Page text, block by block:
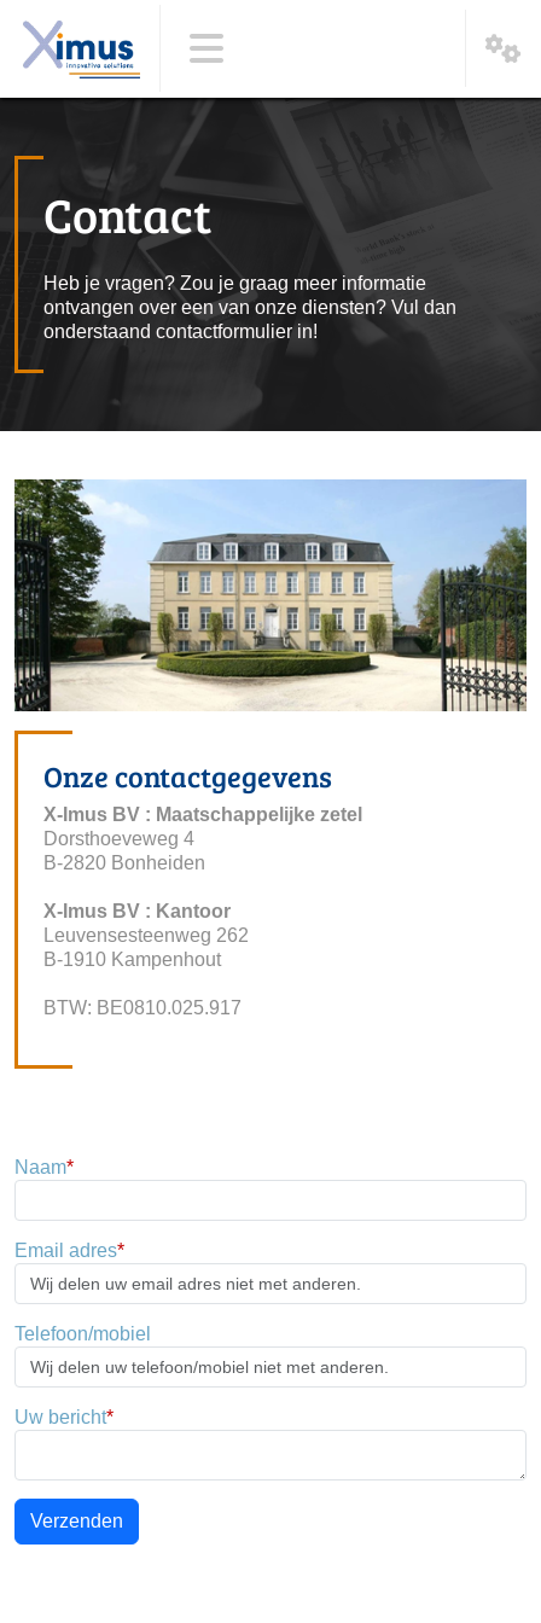
Contact
Heb je vragen? Zou je graag meer informatie
ontvangen over een van onze diensten? Vul dan
onderstaand contactformulier in!
Onze contactgegevens
X-Imus BV : Maatschappelijke zetel
Dorsthoeveweg 4
B-2820 Bonheiden
X-Imus BV : Kantoor
Leuvensesteenweg 262
B-1910 Kampenhout
BTW: BE0810.025.917
Naam*
Email adres*
Telefoon/mobiel
Uw bericht*